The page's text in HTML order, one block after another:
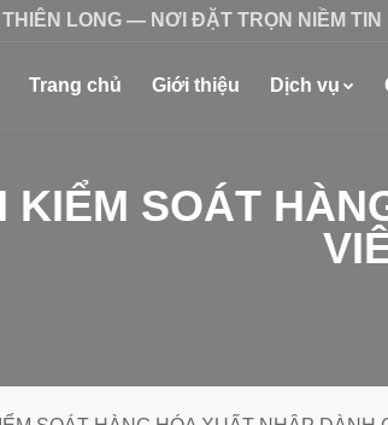
LONG — NƠI ĐẶT TRỌN NIỀM TIN
Trang chủ Giới thiệu Dịch vụ
KIỂM SOÁT